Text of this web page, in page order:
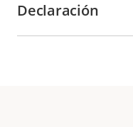
Declaración